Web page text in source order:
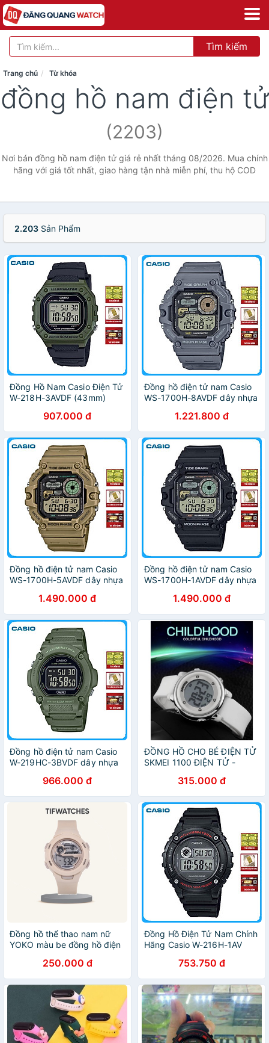
Tìm kiếm
Trang chủ Từ khóa
đồng hồ nam điện tử
(2203)
Nơi bán đồng hồ nam điện tử giá rẻ nhất tháng 08/2026. Mua chính
hãng với giá tốt nhất, giao hàng tận nhà miễn phí, thu hộ COD
2.203 Sản Phẩm
Đồng Hồ Nam Casio Điện Tử
W-218H-3AVDF (43mm)
907.000 đ
Đồng hồ điện tử nam Casio
WS-1700H-8AVDF dây nhựa
1.221.800 đ
Đồng hồ điện tử nam Casio
WS-1700H-5AVDF dây nhựa
1.490.000 đ
Đồng hồ điện tử nam Casio
WS-1700H-1AVDF dây nhựa
1.490.000 đ
Đồng hồ điện tử nam Casio
W-219HC-3BVDF dây nhựa
966.000 đ
ĐỒNG HỒ CHO BÉ ĐIỆN TỬ
SKMEI 1100 ĐIỆN TỬ -
315.000 đ
Đồng hồ thể thao nam nữ
YOKO màu be đồng hồ điện
35mm kèm bấm giờ, báo
thức điện tử
250.000 đ
Đồng Hồ Điện Tử Nam Chính
Hãng Casio W-216H-1AV
753.750 đ